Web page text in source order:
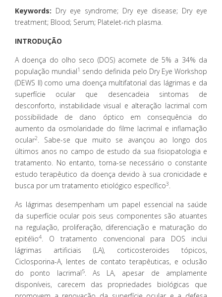
Keywords: Dry eye syndrome; Dry eye disease; Dry eye
treatment; Blood; Serum; Platelet-rich plasma.
INTRODUÇÃO
A doença do olho seco (DOS) acomete de 5% a 34% da
população mundial1 sendo definida pelo Dry Eye Workshop
(DEWS II) como uma doença multifatorial das lágrimas e da
superfície ocular que desencadeia sintomas de
desconforto, instabilidade visual e alteração lacrimal com
possibilidade de dano óptico em consequência do
aumento da osmolaridade do filme lacrimal e inflamação
ocular2. Sabe-se que muito se avançou ao longo dos
últimos anos no campo de estudo da sua fisiopatologia e
tratamento. No entanto, torna-se necessário o constante
estudo terapêutico da doença devido à sua cronicidade e
busca por um tratamento etiológico específico3.
As lágrimas desempenham um papel essencial na saúde
da superfície ocular pois seus componentes são atuantes
na regulação, proliferação, diferenciação e maturação do
epitélio4. O tratamento convencional para DOS inclui
lágrimas artificiais (LA), corticosteroides tópicos,
Ciclosporina-A, lentes de contato terapêuticas, e oclusão
do ponto lacrimal5. As LA, apesar de amplamente
disponíveis, carecem das propriedades biológicas que